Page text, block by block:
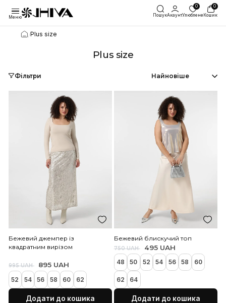
Меню ПошукАкаунт
Кошик порожній!
Фільтри
Бежевий джемпер із
квадратним вирізом
Бежевий блискучий топ
495 UAH